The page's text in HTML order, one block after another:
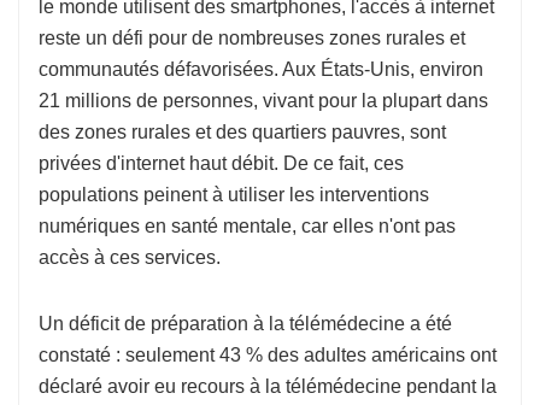
le monde utilisent des smartphones, l'accès à internet
reste un défi pour de nombreuses zones rurales et
communautés défavorisées. Aux États-Unis, environ
21 millions de personnes, vivant pour la plupart dans
des zones rurales et des quartiers pauvres, sont
privées d'internet haut débit. De ce fait, ces
populations peinent à utiliser les interventions
numériques en santé mentale, car elles n'ont pas
accès à ces services.
Un déficit de préparation à la télémédecine a été
constaté : seulement 43 % des adultes américains ont
déclaré avoir eu recours à la télémédecine pendant la